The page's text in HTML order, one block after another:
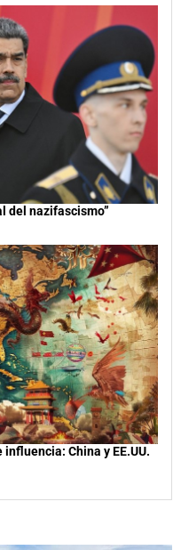
del nazifascismo”
China y EE.UU.